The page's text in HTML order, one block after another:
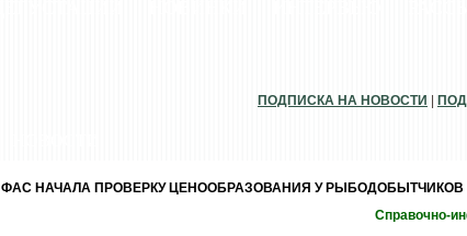
ПОДПИСКА НА НОВОСТИ
ФАС НАЧАЛА ПРОВЕРКУ ЦЕНООБРАЗОВАНИЯ У РЫБОДОБЫТЧИКОВ
Справочно-